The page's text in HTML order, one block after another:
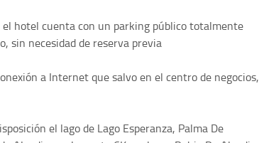
hotel cuenta con un parking público totalmente
sin necesidad de reserva previa
a Internet que salvo en el centro de negocios,
el lago de Lago Esperanza, Palma De